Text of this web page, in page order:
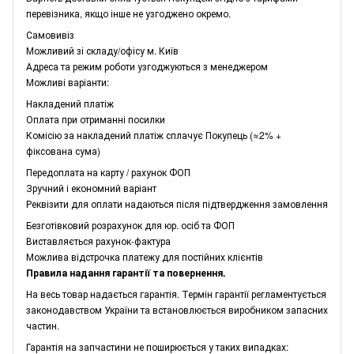
перевізника, якщо інше не узгоджено окремо.
Самовивіз
Можливий зі складу/офісу м. Київ
Адреса та режим роботи узгоджуються з менеджером
Можливі варіанти:
Накладений платіж
Оплата при отриманні посилки
Комісію за накладений платіж сплачує Покупець (≈2% +
фіксована сума)
Передоплата на карту / рахунок ФОП
Зручний і економний варіант
Реквізити для оплати надаються після підтвердження замовлення
Безготівковий розрахунок для юр. осіб та ФОП
Виставляється рахунок-фактура
Можлива відстрочка платежу для постійних клієнтів
Правила надання гарантії та повернення.
На весь товар надається гарантія. Термін гарантії регламентується
законодавством України та встановлюється виробником запасних
частин.
Гарантія на запчастини не поширюється у таких випадках: